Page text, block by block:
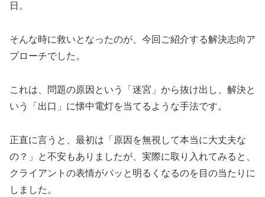
日。
そんな時に救いとなったのが、今回ご紹介する解決志向ア
プローチでした。
これは、問題の原因という「迷宮」から抜け出し、解決と
いう「出口」に懐中電灯を当てるような手法です。
正直に言うと、最初は「原因を無視して本当に大丈夫な
の？」と不安もありましたが、実際に取り入れてみると、
クライアントの表情がパッと明るくなるのを目の当たりに
しました。